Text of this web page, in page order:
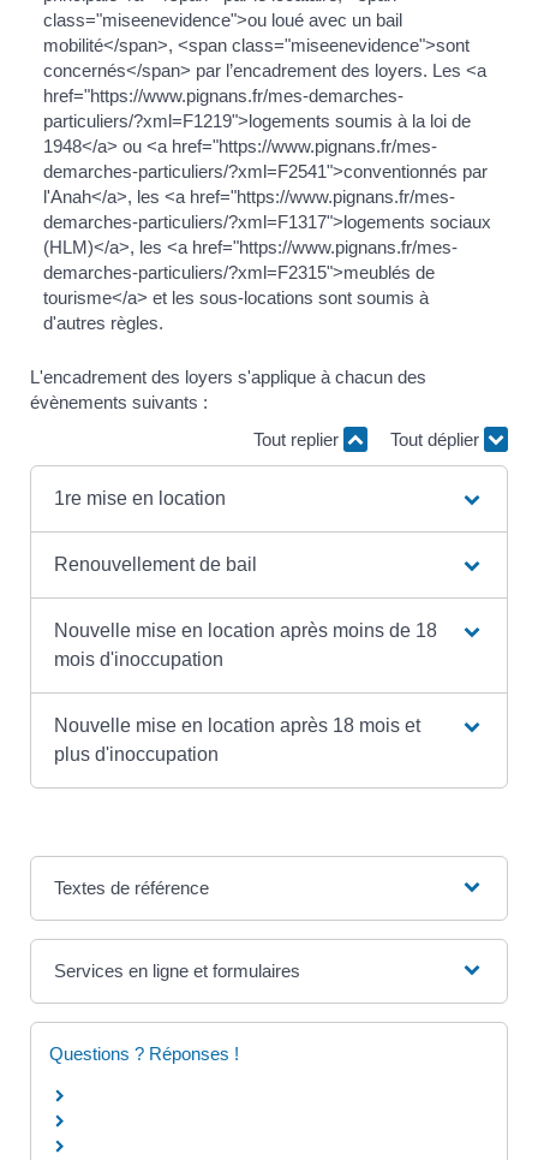
class="miseenevidence">ou loué avec un bail
mobilité</span>, <span class="miseenevidence">sont
concernés</span> par l’encadrement des loyers. Les <a
href="https://www.pignans.fr/mes-demarches-
particuliers/?xml=F1219">logements soumis à la loi de
1948</a> ou <a href="https://www.pignans.fr/mes-
demarches-particuliers/?xml=F2541">conventionnés par
l'Anah</a>, les <a href="https://www.pignans.fr/mes-
demarches-particuliers/?xml=F1317">logements sociaux
(HLM)</a>, les <a href="https://www.pignans.fr/mes-
demarches-particuliers/?xml=F2315">meublés de
tourisme</a> et les sous-locations sont soumis à
d'autres règles.
L'encadrement des loyers s'applique à chacun des
évènements suivants :
Tout replier
Tout déplier
1re mise en location
Renouvellement de bail
Nouvelle mise en location après moins de 18
mois d'inoccupation
Nouvelle mise en location après 18 mois et
plus d'inoccupation
Textes de référence
Services en ligne et formulaires
Questions ? Réponses !